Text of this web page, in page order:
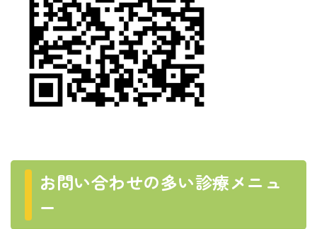
お問い合わせの多い診療メニュ
ー